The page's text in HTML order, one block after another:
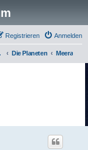
Anmelden
Registrieren
Die Planeten Meera